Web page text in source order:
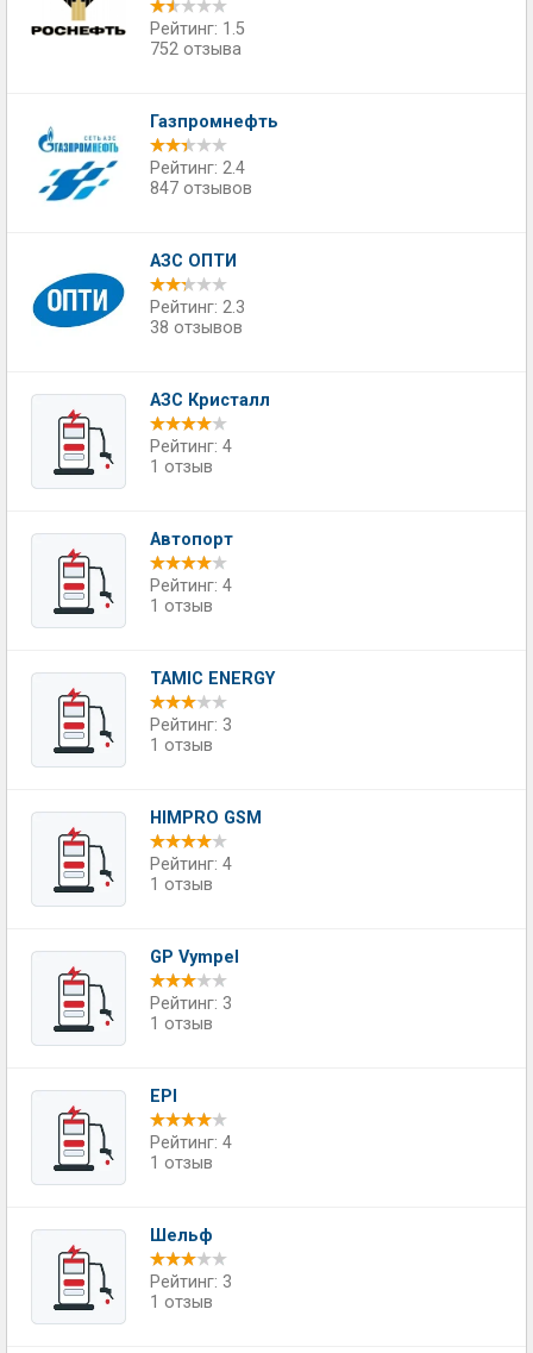
Рейтинг: 1.5
752 отзыва
Газпромнефть
Рейтинг: 2.4
847 отзывов
АЗС ОПТИ
Рейтинг: 2.3
38 отзывов
АЗС Кристалл
Рейтинг: 4
1 отзыв
Автопорт
Рейтинг: 4
1 отзыв
TAMIC ENERGY
Рейтинг: 3
1 отзыв
HIMPRO GSM
Рейтинг: 4
1 отзыв
GP Vympel
Рейтинг: 3
1 отзыв
EPI
Рейтинг: 4
1 отзыв
Шельф
Рейтинг: 3
1 отзыв